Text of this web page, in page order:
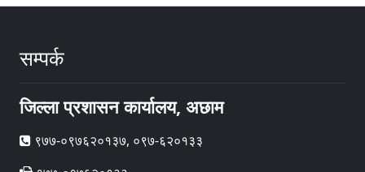
सम्पर्क
जिल्ला प्रशासन कार्यालय, अछाम
९७७-०९७६२०१३७, ०९७-६२०१३३